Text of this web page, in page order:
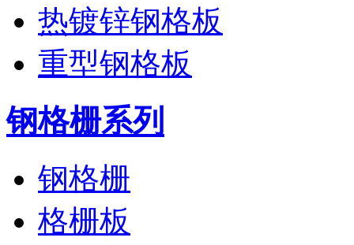
热镀锌钢格板
重型钢格板
钢格栅系列
钢格栅
格栅板